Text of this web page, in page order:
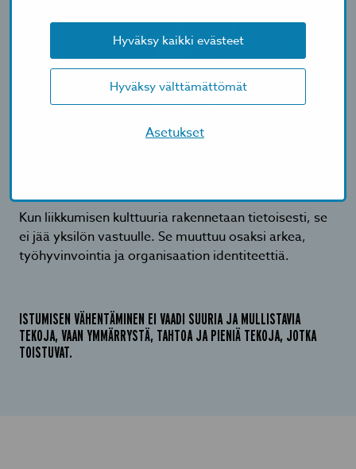
Hyväksy kaikki evästeet
Hyväksy välttämättömät
Asetukset
Kun liikkumisen kulttuuria rakennetaan tietoisesti, se
ei jää yksilön vastuulle. Se muuttuu osaksi arkea,
työhyvinvointia ja organisaation identiteettiä.
ISTUMISEN VÄHENTÄMINEN EI VAADI SUURIA JA MULLISTAVIA
TEKOJA, VAAN YMMÄRRYSTÄ, TAHTOA JA PIENIÄ TEKOJA, JOTKA
TOISTUVAT.